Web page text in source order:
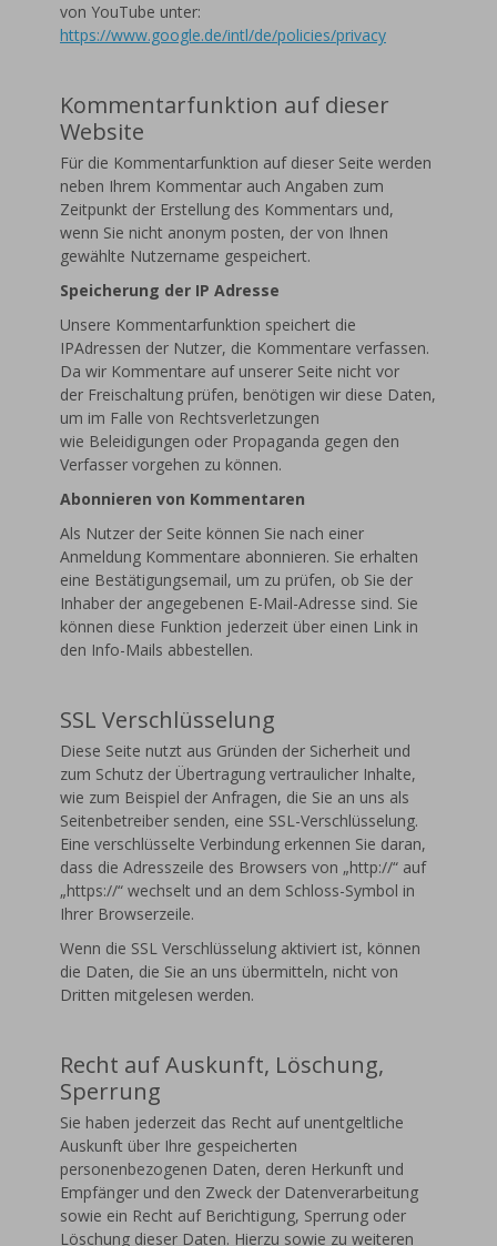
von YouTube unter:
https://www.google.de/intl/de/policies/privacy
Kommentarfunktion auf dieser
Website
Für die Kommentarfunktion auf dieser Seite werden
neben Ihrem Kommentar auch Angaben zum
Zeitpunkt der Erstellung des Kommentars und,
wenn Sie nicht anonym posten, der von Ihnen
gewählte Nutzername gespeichert.
Speicherung der IP Adresse
Unsere Kommentarfunktion speichert die
IPAdressen der Nutzer, die Kommentare verfassen.
Da wir Kommentare auf unserer Seite nicht vor
der Freischaltung prüfen, benötigen wir diese Daten,
um im Falle von Rechtsverletzungen
wie Beleidigungen oder Propaganda gegen den
Verfasser vorgehen zu können.
Abonnieren von Kommentaren
Als Nutzer der Seite können Sie nach einer
Anmeldung Kommentare abonnieren. Sie erhalten
eine Bestätigungsemail, um zu prüfen, ob Sie der
Inhaber der angegebenen E-Mail-Adresse sind. Sie
können diese Funktion jederzeit über einen Link in
den Info-Mails abbestellen.
SSL Verschlüsselung
Diese Seite nutzt aus Gründen der Sicherheit und
zum Schutz der Übertragung vertraulicher Inhalte,
wie zum Beispiel der Anfragen, die Sie an uns als
Seitenbetreiber senden, eine SSL-Verschlüsselung.
Eine verschlüsselte Verbindung erkennen Sie daran,
dass die Adresszeile des Browsers von „http://“ auf
„https://“ wechselt und an dem Schloss-Symbol in
Ihrer Browserzeile.
Wenn die SSL Verschlüsselung aktiviert ist, können
die Daten, die Sie an uns übermitteln, nicht von
Dritten mitgelesen werden.
Recht auf Auskunft, Löschung,
Sperrung
Sie haben jederzeit das Recht auf unentgeltliche
Auskunft über Ihre gespeicherten
personenbezogenen Daten, deren Herkunft und
Empfänger und den Zweck der Datenverarbeitung
sowie ein Recht auf Berichtigung, Sperrung oder
Löschung dieser Daten. Hierzu sowie zu weiteren